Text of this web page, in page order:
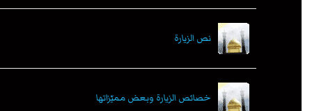
نص الزيارة
خصائص الزيارة وبعض مميّزاتها